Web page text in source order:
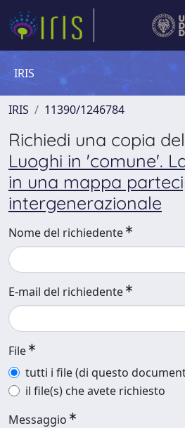
IRIS
IRIS 11390/1246784
Richiedi una copia
Luoghi in 'comune'.
in una mappa
intergenerazionale
Nome del richiedente
E-mail del richiedente
File
tutti i file (di questo
il file(s) che avete richiesto
Messaggio